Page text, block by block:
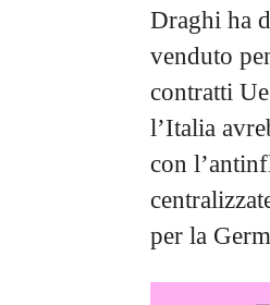
Draghi ha
venduto
contratti
l’Italia
con
per la